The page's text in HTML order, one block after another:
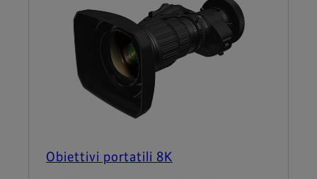
Obiettivi portatili 8K